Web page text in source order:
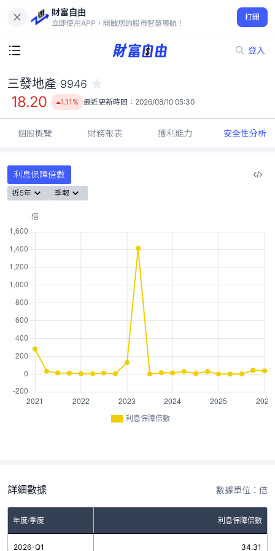
財富自由
立即使用APP，開啟您的股市智慧導航！
打開
登入
18.20
1.11%
三發地產 9946
18.20 1.11% 最近更新時間： 2026/08/10 05:30
個股概覽 財務報表 獲利能力 安全性分析
利息保障倍數
近5年 季報
利息保障倍數
詳細數據 數據單位：倍
年度/季度 利息保障倍數
2026-Q1 34.31